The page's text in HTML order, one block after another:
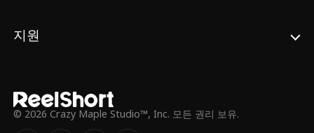
지원
© 2026 Crazy Maple Studio™, Inc. 모든 권리 보유.